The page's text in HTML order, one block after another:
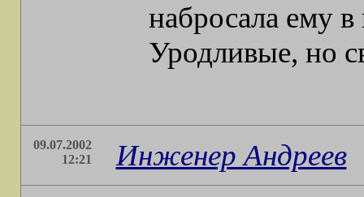
набросала ему в
Уродливые, но
09.07.2002
12:21
Инженер Андреев